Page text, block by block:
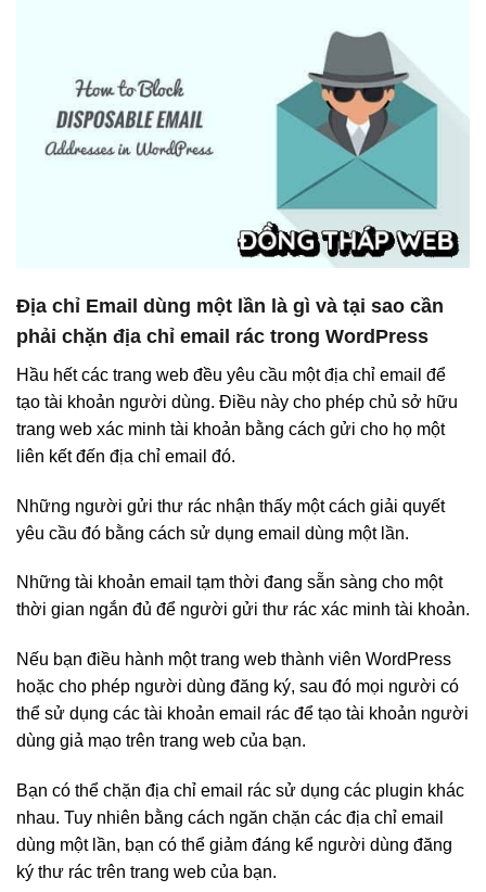
Địa chỉ Email dùng một lần là gì và tại sao cần
phải chặn địa chỉ email rác trong WordPress
Hầu hết các trang web đều yêu cầu một địa chỉ email để
tạo tài khoản người dùng. Điều này cho phép chủ sở hữu
trang web xác minh tài khoản bằng cách gửi cho họ một
liên kết đến địa chỉ email đó.
Những người gửi thư rác nhận thấy một cách giải quyết
yêu cầu đó bằng cách sử dụng email dùng một lần.
Những tài khoản email tạm thời đang sẵn sàng cho một
thời gian ngắn đủ để người gửi thư rác xác minh tài khoản.
Nếu bạn điều hành một trang web thành viên WordPress
hoặc cho phép người dùng đăng ký, sau đó mọi người có
thể sử dụng các tài khoản email rác để tạo tài khoản người
dùng giả mạo trên trang web của bạn.
Bạn có thể chặn địa chỉ email rác sử dụng các plugin khác
nhau. Tuy nhiên bằng cách ngăn chặn các địa chỉ email
dùng một lần, bạn có thể giảm đáng kể người dùng đăng
ký thư rác trên trang web của bạn.